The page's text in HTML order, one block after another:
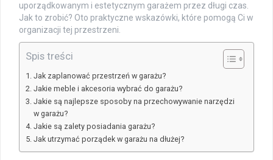
uporządkowanym i estetycznym garażem przez długi czas.
Jak to zrobić? Oto praktyczne wskazówki, które pomogą Ci w
organizacji tej przestrzeni.
Spis treści
Jak zaplanować przestrzeń w garażu?
Jakie meble i akcesoria wybrać do garażu?
Jakie są najlepsze sposoby na przechowywanie narzędzi
w garażu?
Jakie są zalety posiadania garażu?
Jak utrzymać porządek w garażu na dłużej?